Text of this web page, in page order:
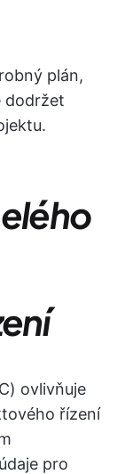
plán,
dodržet
ovlivňuje
řízení
pro